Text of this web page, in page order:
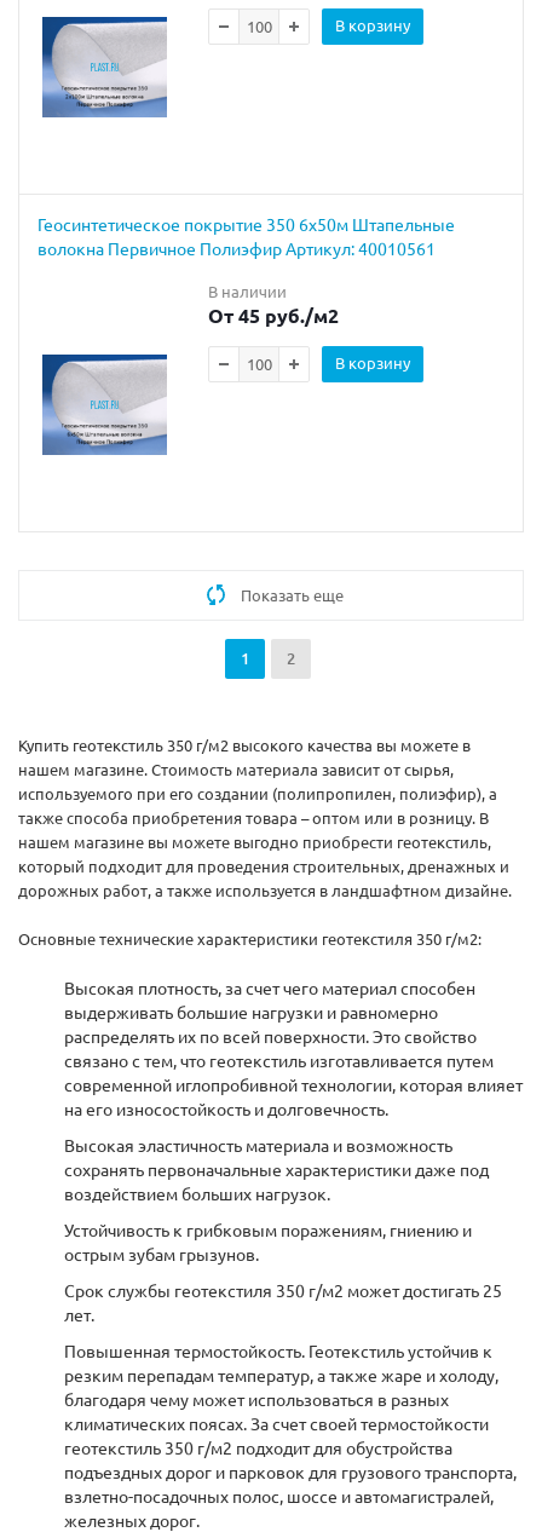
В корзину
Геосинтетическое покрытие 350 6х50м Штапельные
волокна Первичное Полиэфир Артикул: 40010561
В наличии
От 45 руб./м2
В корзину
Показать еще
1 2
Купить геотекстиль 350 г/м2 высокого качества вы можете в
нашем магазине. Стоимость материала зависит от сырья,
используемого при его создании (полипропилен, полиэфир), а
также способа приобретения товара – оптом или в розницу. В
нашем магазине вы можете выгодно приобрести геотекстиль,
который подходит для проведения строительных, дренажных и
дорожных работ, а также используется в ландшафтном дизайне.
Основные технические характеристики геотекстиля 350 г/м2:
Высокая плотность, за счет чего материал способен
выдерживать большие нагрузки и равномерно
распределять их по всей поверхности. Это свойство
связано с тем, что геотекстиль изготавливается путем
современной иглопробивной технологии, которая влияет
на его износостойкость и долговечность.
Высокая эластичность материала и возможность
сохранять первоначальные характеристики даже под
воздействием больших нагрузок.
Устойчивость к грибковым поражениям, гниению и
острым зубам грызунов.
Срок службы геотекстиля 350 г/м2 может достигать 25
лет.
Повышенная термостойкость. Геотекстиль устойчив к
резким перепадам температур, а также жаре и холоду,
благодаря чему может использоваться в разных
климатических поясах. За счет своей термостойкости
геотекстиль 350 г/м2 подходит для обустройства
подъездных дорог и парковок для грузового транспорта,
взлетно-посадочных полос, шоссе и автомагистралей,
железных дорог.